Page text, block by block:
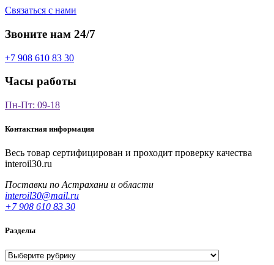
Связаться с нами
Звоните нам 24/7
+7 908 610 83 30
Часы работы
Пн-Пт: 09-18
Контактная информация
Весь товар сертифицирован и проходит проверку качества
interoil30.ru
Поставки по Астрахани и области
interoil30@mail.ru
+7 908 610 83 30
Разделы
Разделы